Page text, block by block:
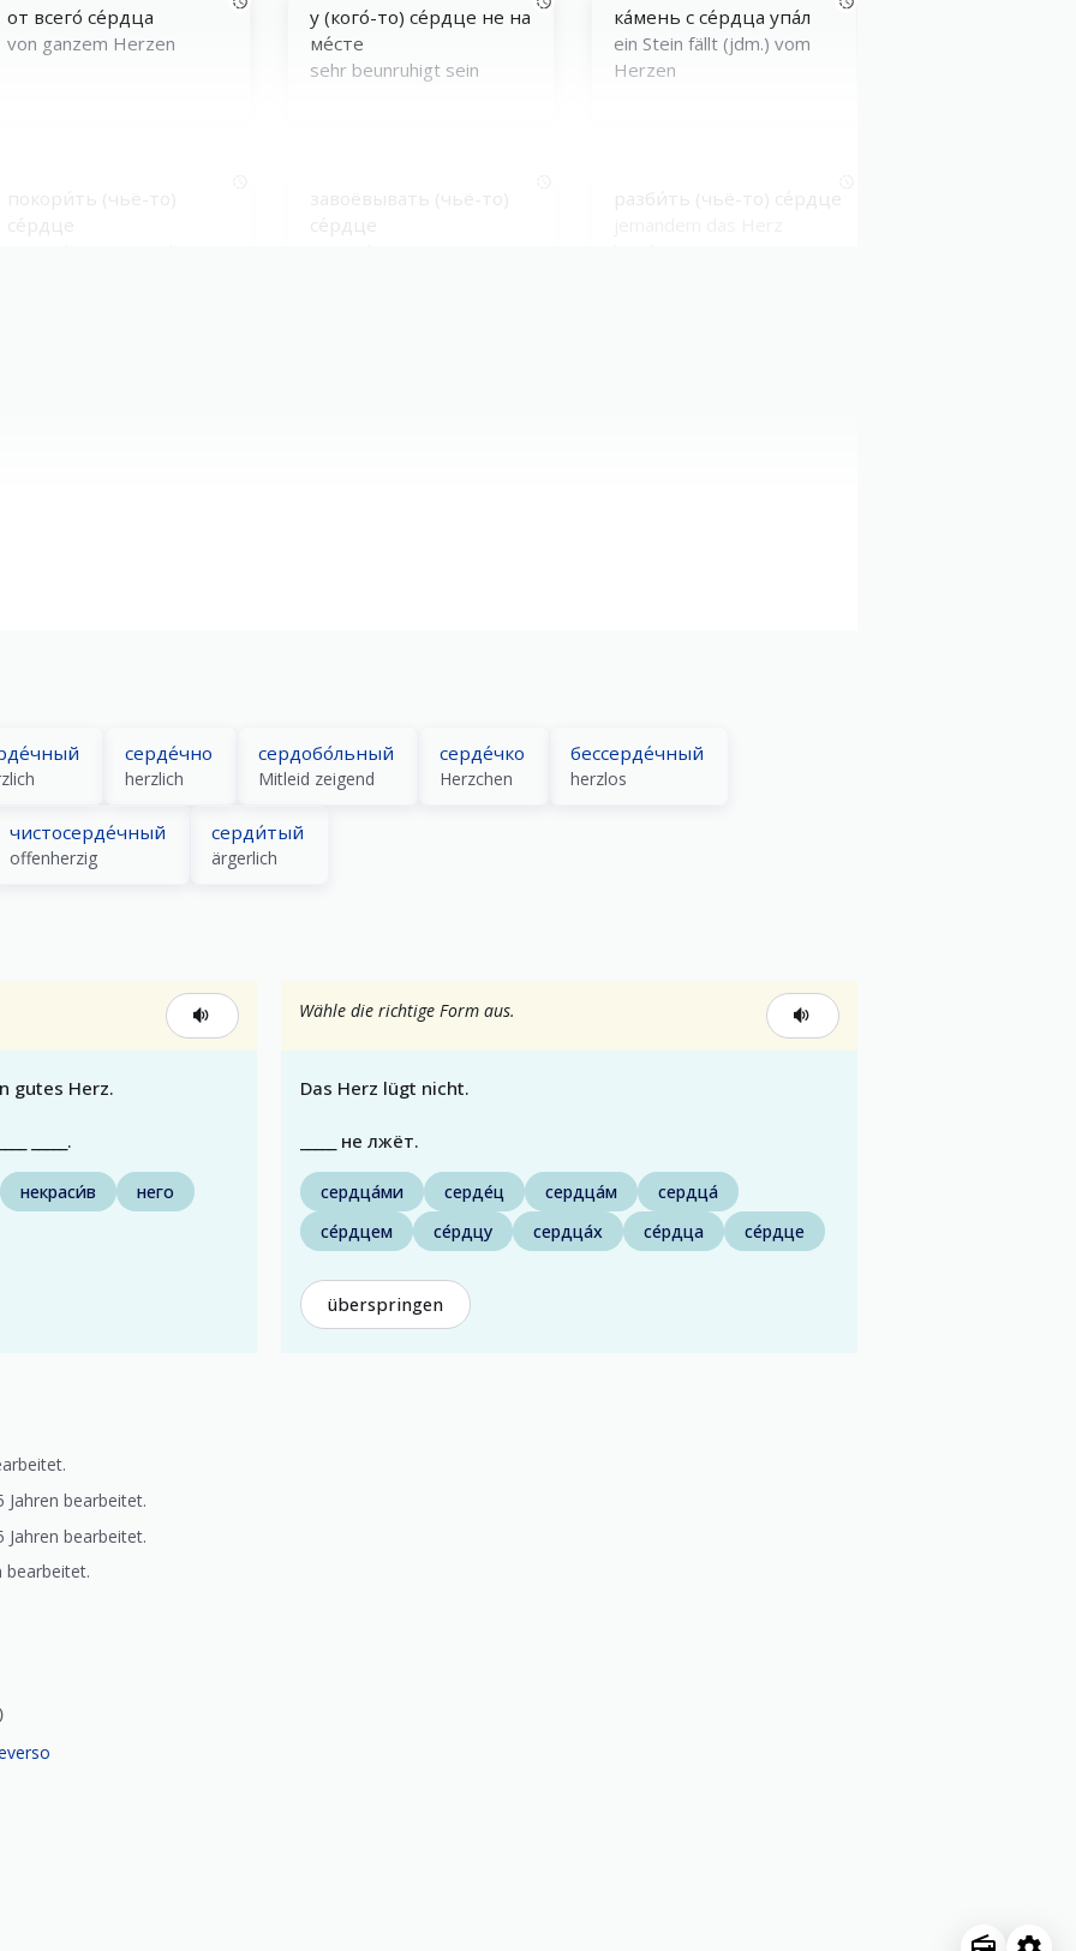
от всего́ се́рдца
von ganzem Herzen
у (кого́-то) се́рдце не на
ме́сте
sehr beunruhigt sein
ка́мень с се́рдца упа́л
ein Stein fällt (jdm.) vom
Herzen
серде́чно
herzlich
сердобо́льный
Mitleid zeigend
серде́чко
Herzchen
бессерде́чный
herzlos
чистосерде́чный
offenherzig
серди́тый
ärgerlich
gutes Herz.
_____.
некраси́в
него
Wähle die richtige Form aus.
Das Herz lügt nicht.
_____ не лжёт.
сердца́ми серде́ц сердца́м
сердца́
се́рдцем
се́рдцу сердца́х се́рдца се́рдце
überspringen
bearbeitet.
bearbeitet.
bearbeitet.